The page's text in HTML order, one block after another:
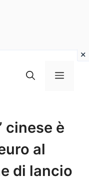
Menu
cinese è
al
di lancio